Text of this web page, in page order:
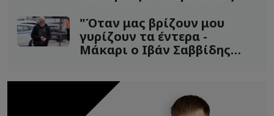
"Όταν μας βρίζουν μου
γυρίζουν τα έντερα -
Μάκαρι ο Ιβάν Σαββίδης